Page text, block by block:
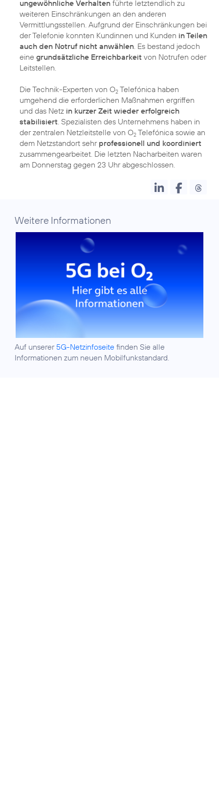
ungewöhnliche Verhalten führte letztendlich zu
weiteren Einschränkungen an den anderen
Vermittlungsstellen. Aufgrund der Einschränkungen bei
der Telefonie konnten Kundinnen und Kunden in Teilen
auch den Notruf nicht anwählen . Es bestand jedoch
eine grundsätzliche Erreichbarkeit von Notrufen oder
Leitstellen.
Die Technik-Experten von O2 Telefónica haben
umgehend die erforderlichen Maßnahmen ergriffen
und das Netz in kurzer Zeit wieder erfolgreich
stabilisiert . Spezialisten des Unternehmens haben in
der zentralen Netzleitstelle von O2 Telefónica sowie an
dem Netzstandort sehr professionell und koordiniert
zusammengearbeitet. Die letzten Nacharbeiten waren
am Donnerstag gegen 23 Uhr abgeschlossen.
Weitere Informationen
Auf unserer 5G-Netzinfoseite finden Sie alle
Informationen zum neuen Mobilfunkstandard.